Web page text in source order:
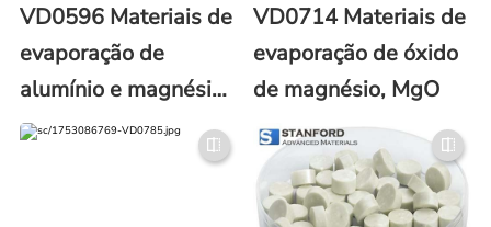
VD0596 Materiais de
evaporação de
alumínio e magnésio
(Al/Mg)
VD0714 Materiais de
evaporação de óxido
de magnésio, MgO